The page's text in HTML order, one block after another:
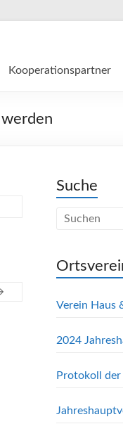
Kooperationspartner
Suche
Verein Haus
2024
Protokoll